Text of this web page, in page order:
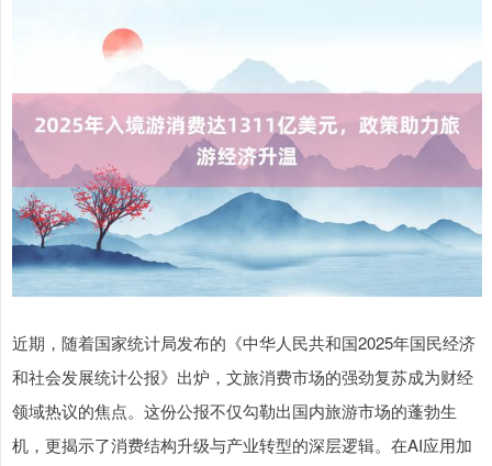
近期，随着国家统计局发布的《中华人民共和国2025年国民经济
和社会发展统计公报》出炉，文旅消费市场的强劲复苏成为财经
领域热议的焦点。这份公报不仅勾勒出国内旅游市场的蓬勃生
机，更揭示了消费结构升级与产业转型的深层逻辑。在AI应用加